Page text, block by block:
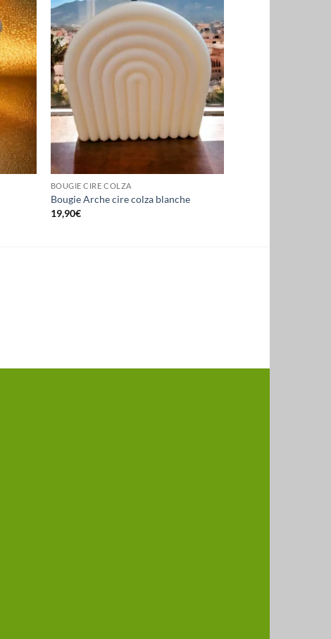
BOUGIE CIRE COLZA
Bougie Arche cire colza blanche
19,90€